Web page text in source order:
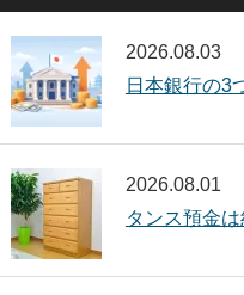
2026.08.03
日本銀行の3
2026.08.01
タンス預金